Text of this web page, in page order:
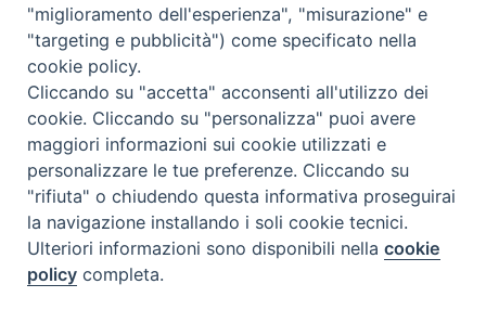
Istituto Superiore di Scienze Religiose
"Mons. Vincenzo Zoccali"
Via Pio XI, 236 - 89133 Reggio Calabria
"miglioramento dell'esperienza", "misurazione" e
"targeting e pubblicità") come specificato nella
cookie policy.
Cliccando su "accetta" acconsenti all'utilizzo dei
cookie. Cliccando su "personalizza" puoi avere
maggiori informazioni sui cookie utilizzati e
personalizzare le tue preferenze. Cliccando su
"rifiuta" o chiudendo questa informativa proseguirai
la navigazione installando i soli cookie tecnici.
Ulteriori informazioni sono disponibili nellacookie
policy completa.